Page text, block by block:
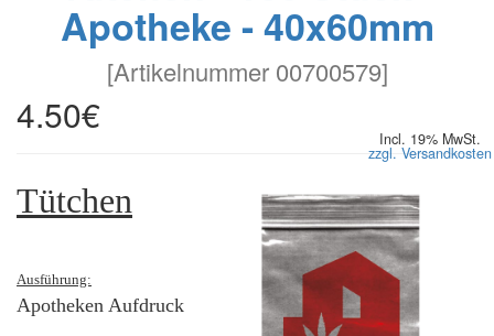
Apotheke - 40x60mm
[Artikelnummer 00700579]
4.50€
Incl. 19% MwSt.
zzgl. Versandkosten
Tütchen
Ausführung:
Apotheken Aufdruck